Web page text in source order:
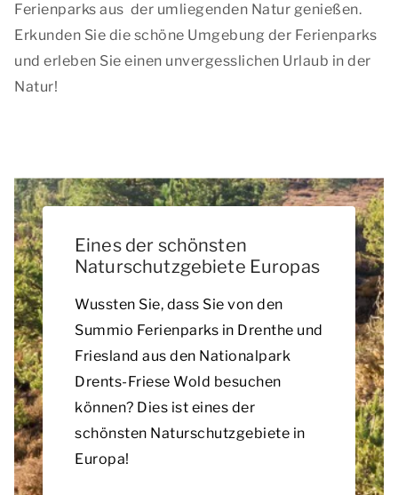
Ferienparks aus der umliegenden Natur genießen.
Erkunden Sie die schöne Umgebung der Ferienparks
und erleben Sie einen unvergesslichen Urlaub in der
Natur!
Eines der schönsten
Naturschutzgebiete Europas
Wussten Sie, dass Sie von den
Summio Ferienparks in Drenthe und
Friesland aus den Nationalpark
Drents-Friese Wold besuchen
können? Dies ist eines der
schönsten Naturschutzgebiete in
Europa!